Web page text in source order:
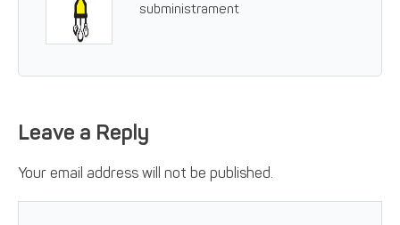
subministrament
Leave a Reply
Your email address will not be published.